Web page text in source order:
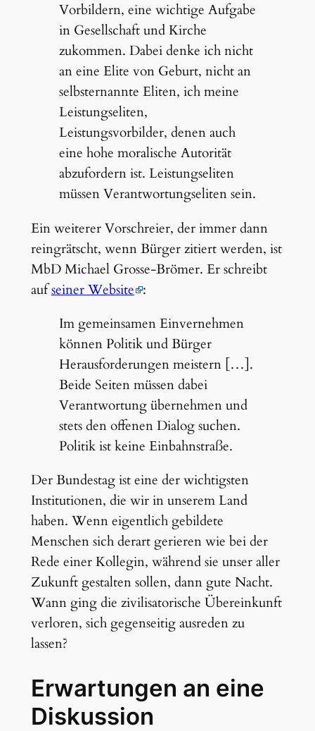
Vorbildern, eine wichtige Aufgabe
in Gesellschaft und Kirche
zukommen. Dabei denke ich nicht
an eine Elite von Geburt, nicht an
selbsternannte Eliten, ich meine
Leistungseliten,
Leistungsvorbilder, denen auch
eine hohe moralische Autorität
abzufordern ist. Leistungseliten
müssen Verantwortungseliten sein.
Ein weiterer Vorschreier, der immer dann
reingrätscht, wenn Bürger zitiert werden, ist
MbD Michael Grosse-Brömer. Er schreibt
aufseiner Website :
Im gemeinsamen Einvernehmen
können Politik und Bürger
Herausforderungen meistern […].
Beide Seiten müssen dabei
Verantwortung übernehmen und
stets den offenen Dialog suchen.
Politik ist keine Einbahnstraße.
Der Bundestag ist eine der wichtigsten
Institutionen, die wir in unserem Land
haben. Wenn eigentlich gebildete
Menschen sich derart gerieren wie bei der
Rede einer Kollegin, während sie unser aller
Zukunft gestalten sollen, dann gute Nacht.
Wann ging die zivilisatorische Übereinkunft
verloren, sich gegenseitig ausreden zu
lassen?
Erwartungen an eine
Diskussion